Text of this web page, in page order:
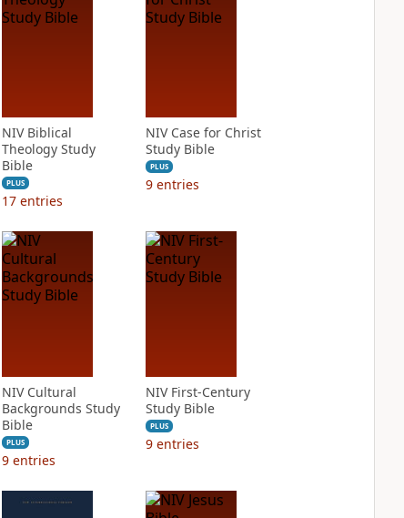
NIV Biblical
Theology Study
Bible
PLUS
17 entries
NIV Case for Christ
Study Bible
PLUS
9 entries
NIV Cultural
Backgrounds Study
Bible
PLUS
9 entries
NIV First-Century
Study Bible
PLUS
9 entries